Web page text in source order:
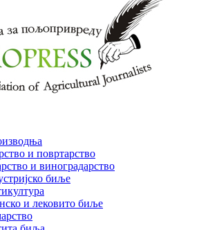
и повртарство
и виноградарство
биље
и лековито биље